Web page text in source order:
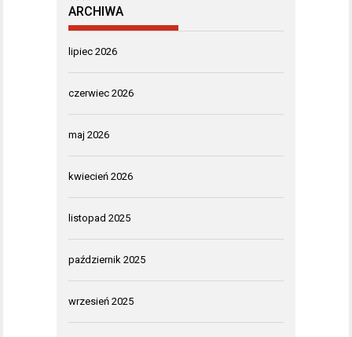
ARCHIWA
lipiec 2026
czerwiec 2026
maj 2026
kwiecień 2026
listopad 2025
październik 2025
wrzesień 2025